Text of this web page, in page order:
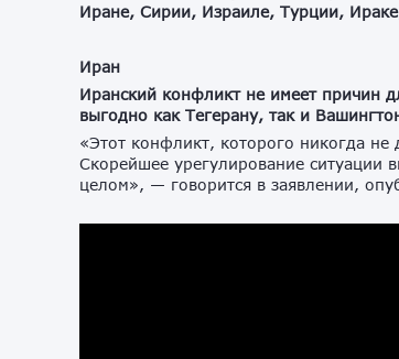
Иране, Сирии, Израиле, Турции,
Иран
Иранский конфликт не имеет причин
выгодно как Тегерану, так и
«Этот конфликт, которого никогда
Скорейшее урегулирование ситуации
целом», — говорится в заявлении,